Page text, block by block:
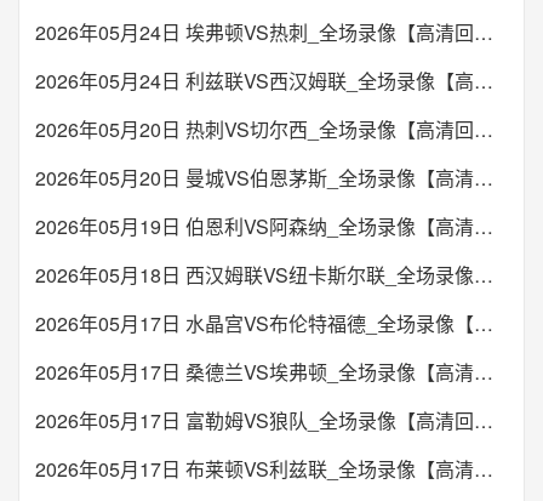
2026年05月24日 埃弗顿VS热刺_全场录像【高清回放】
2026年05月24日 利兹联VS西汉姆联_全场录像【高清回放】
2026年05月20日 热刺VS切尔西_全场录像【高清回放】
2026年05月20日 曼城VS伯恩茅斯_全场录像【高清回放】
2026年05月19日 伯恩利VS阿森纳_全场录像【高清回放】
2026年05月18日 西汉姆联VS纽卡斯尔联_全场录像【高清回放】
2026年05月17日 水晶宫VS布伦特福德_全场录像【高清回放】
2026年05月17日 桑德兰VS埃弗顿_全场录像【高清回放】
2026年05月17日 富勒姆VS狼队_全场录像【高清回放】
2026年05月17日 布莱顿VS利兹联_全场录像【高清回放】